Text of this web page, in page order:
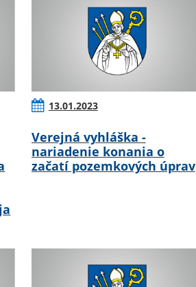
13.01.2023
Verejná vyhláška -
nariadenie konania o
začatí pozemkových úprav